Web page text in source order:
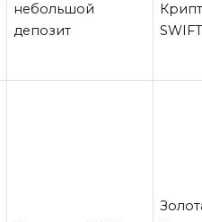
небольшой
депозит